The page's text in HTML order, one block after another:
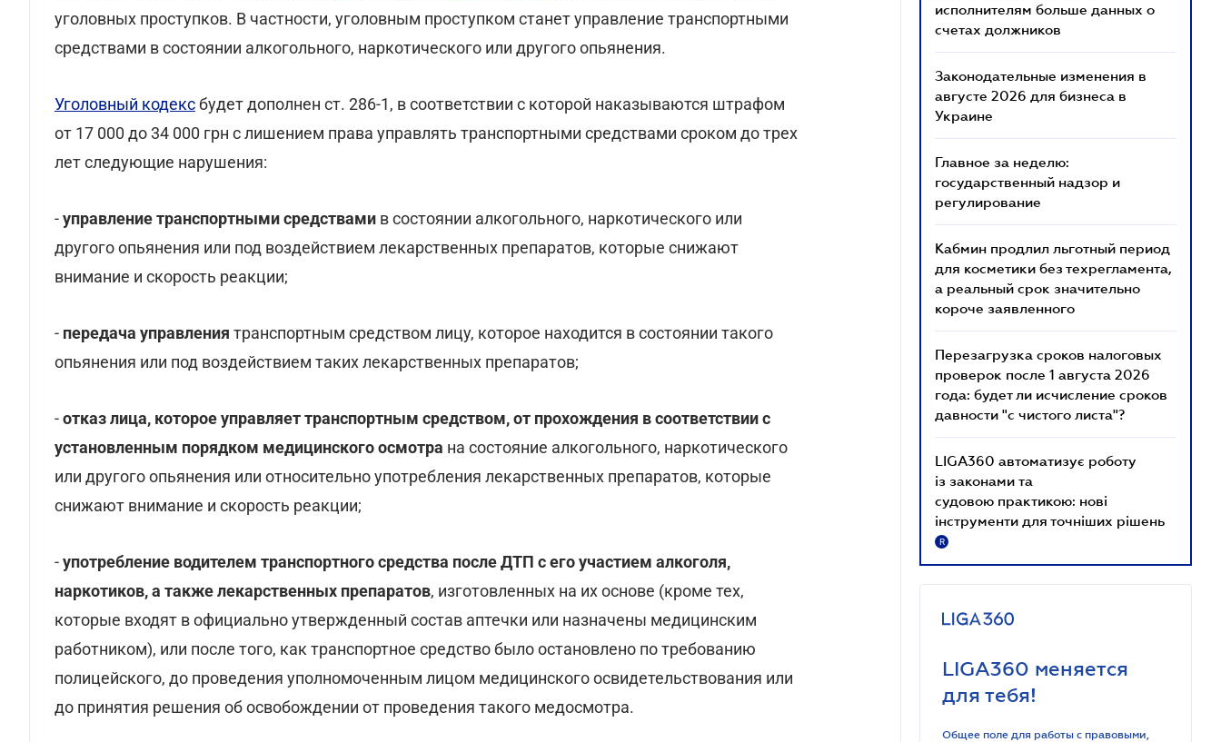
уголовных проступков. В частности, уголовным проступком станет управление транспортными
средствами в состоянии алкогольного, наркотического или другого опьянения.
Уголовный кодексбудет дополнен ст. 286-1, в соответствии с которой наказываются штрафом
от 17 000 до 34 000 грн с лишением права управлять транспортными средствами сроком до трех
лет следующие нарушения:
-управление транспортными средствами в состоянии алкогольного, наркотического или
другого опьянения или под воздействием лекарственных препаратов, которые снижают
внимание и скорость реакции;
- передача управления транспортным средством лицу, которое находится в состоянии такого
опьянения или под воздействием таких лекарственных препаратов;
-отказ лица, которое управляет транспортным средством, от прохождения в соответствии с
установленным порядком медицинского осмотра на состояние алкогольного, наркотического
или другого опьянения или относительно употребления лекарственных препаратов, которые
снижают внимание и скорость реакции;
-употребление водителем транспортного средства после ДТП с его участием алкоголя,
наркотиков, а также лекарственных препаратов, изготовленных на их основе (кроме тех,
которые входят в официально утвержденный состав аптечки или назначены медицинским
работником), или после того, как транспортное средство было остановлено по требованию
полицейского, до проведения уполномоченным лицом медицинского освидетельствования или
до принятия решения об освобождении от проведения такого медосмотра.
исполнителям больше данных о
счетах должников
Законодательные изменения в
августе 2026 для бизнеса в
Украине
Главное за неделю:
государственный надзор и
регулирование
Кабмин продлил льготный период
для косметики без техрегламента,
а реальный срок значительно
короче заявленного
Перезагрузка сроков налоговых
проверок после 1 августа 2026
года: будет ли исчисление сроков
давности "с чистого листа"?
LIGA360 автоматизує роботу
із законами та
судовою практикою: нові
інструменти для точніших рішень
R
LIGA360 меняется
для тебя!
Общее поле для работы с правовыми,